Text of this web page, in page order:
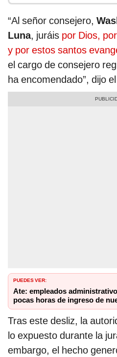
“Al señor consejero,
Luna, juráis por Dios,
y por estos santos
el cargo de consejero
ha encomendado”, dijo
PUEDES VER:
Ate: empleados
pocas horas de ingreso de
Tras este desliz, la
lo expuesto durante la
embargo, el hecho